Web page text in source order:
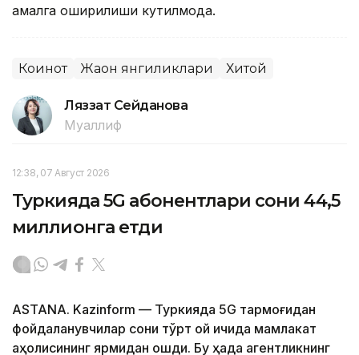
амалга оширилиши кутилмоқда.
Коинот Жаҳон янгиликлари Хитой
Ляззат Сейданова
Муаллиф
12:38, 07 Август 2026
Туркияда 5G абонентлари сони 44,5
миллионга етди
ASTANA. Kazinform — Туркияда 5G тармоғидан
фойдаланувчилар сони тўрт ой ичида мамлакат
аҳолисининг ярмидан ошди. Бу ҳақда агентликнинг